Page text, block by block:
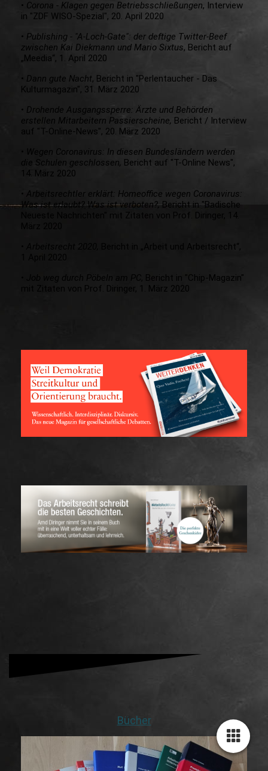
• Corona - Klagen gegen Betriebsschließungen, Interview
in "ZDF WISO-Spezial", 20. April 2020
• Publishing - "A-Loch-Gate": der deftige Twitter-Beef
zwischen Kai Diekmann und Mario Sixtus, Bericht auf
„Meedia“, 1. April 2020
• Dann gute Nacht, Bericht in "Perlentaucher - Das
Kulturmagazin", 31. März 2020
• Drohende Ausgangssperre: Ärzte und Behörden
erstellen Mitarbeitern Passierscheine, Bericht / Interview
auf "T-Online-News", 20. März 2020
Wegen Coronavirus: In diesen Bundesländern werden
die Schulen geschlossen, Bericht auf "T-Online News",
14. März 2020
• Arbeitsrechtler erklärt: Homeoffice wegen Coronavirus:
Was ist erlaubt? Was ist verboten?,Bericht in "Badische
Neueste Nachrichten" mit Zitaten von Prof. Diringer, 14.
Bericht in „Arbeit und Arbeitsrecht“,
, Bericht in "Chip-Magazin"
mit Zitaten von Prof. Diringer, 1. März 2020
Bücher